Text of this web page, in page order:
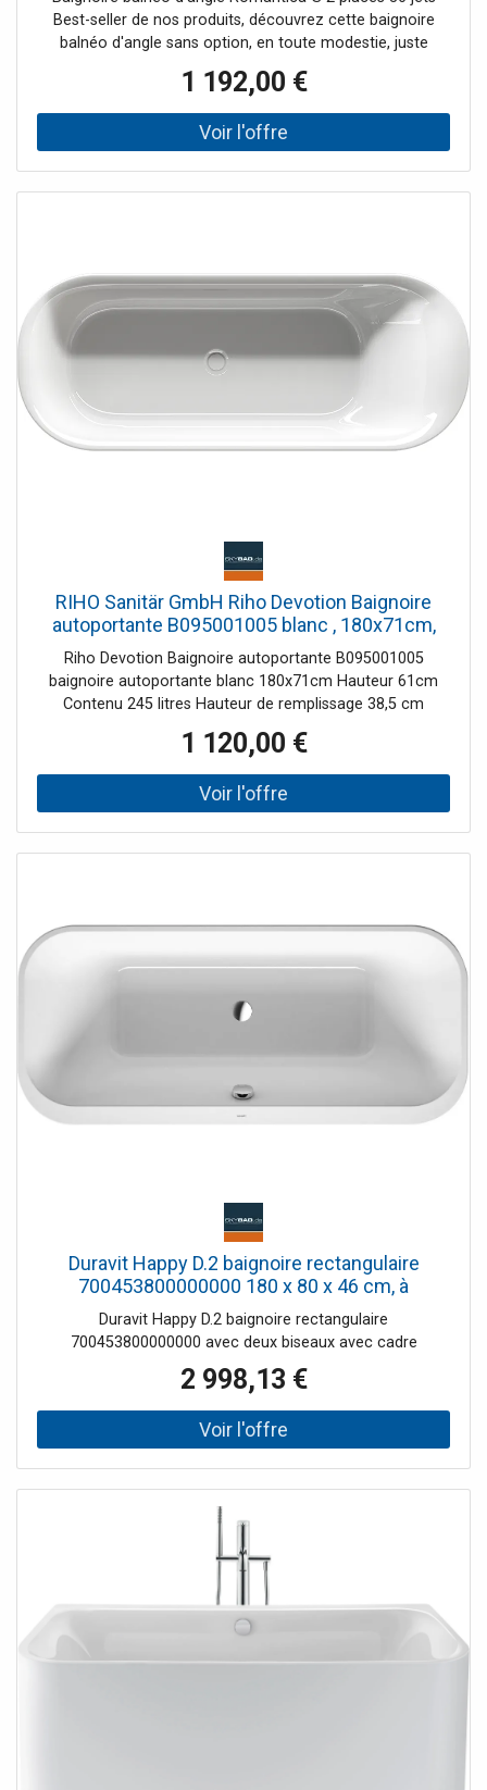
Best-seller de nos produits, découvrez cette baignoire
balnéo d'angle sans option, en toute modestie, juste
l'essentiel pour profiter d'un bain relaxant à domicile, seul
ou à deux. Une fois installé dans la baignoire balnéo
d'angle, vous vous laissez relaxer par les 36 jets
d'hydromassage tout le long de votre corps. Un régulateur
Romantica est disponible en deux versions, avec ou sans
options, ici sans option.
1 192,00 €
RIHO Sanitär GmbH Riho Devotion Baignoire
autoportante B095001005 blanc , 180x71cm,
sans fonction de remplissage, avec tablier en
acrylique
Riho Devotion Baignoire autoportante B095001005
baignoire autoportante blanc 180x71cm Hauteur 61cm
Contenu 245 litres Hauteur de remplissage 38,5 cm
kit de vidange et de trop-plein avec vanne de vidange pop-
up avec siphon 40/50mm sans fonction de remplissage
de cuve Devotion est une baignoire en acrylique
autoportante qui a de l'allure. Il allie confort de couchage
asymétrique et a une forme assise/couchée spéciale,
idéale pour se détendre et s'allonger ou s'asseoir. Les
exclusivement à partir d'acrylique sanitaire de haute
qualité entièrement teint. Les baignoires sont entièrement
rayons UV. Le matériau est entièrement non poreux, lisse
et résistant aux rayures. En raison de cette nature, la
livrée avec un jeu de pieds et un drain et un trop-plein.
1 120,00 €
Duravit Happy D.2 baignoire rectangulaire
700453800000000 180 x 80 x 46 cm, à
700453800000000 , Graphit acrylique match2
Graphit mat, blanc
Duravit Happy D.2 baignoire rectangulaire
700453800000000 avec deux biseaux avec cadre
2 998,13 €